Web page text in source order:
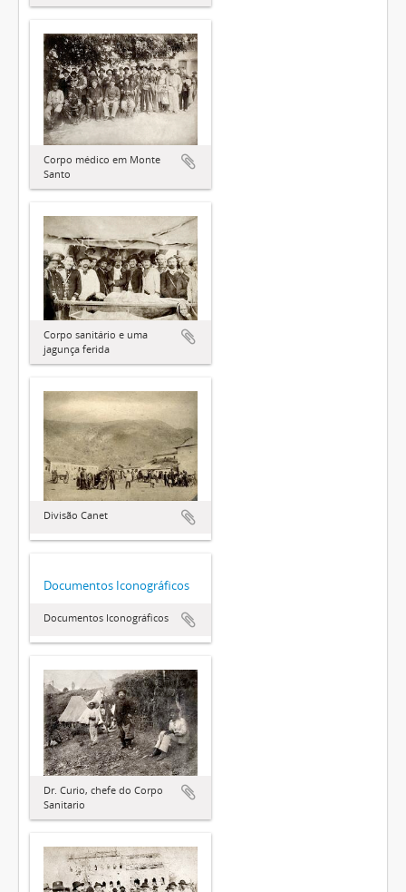
Corpo médico em Monte
Santo
Corpo sanitário e uma
jagunça ferida
Divisão Canet
Documentos Iconográficos
Documentos Iconográficos
Dr. Curio, chefe do Corpo
Sanitario